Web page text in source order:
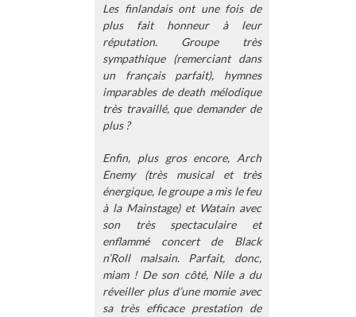
Les finlandais ont une fois de
plus fait honneur à leur
réputation. Groupe très
sympathique (remerciant dans
un français parfait), hymnes
imparables de death mélodique
très travaillé, que demander de
plus ?
Enfin, plus gros encore, Arch
Enemy (très musical et très
énergique, le groupe a mis le feu
à la Mainstage) et Watain avec
son très spectaculaire et
enflammé concert de Black
n’Roll malsain. Parfait, donc,
miam ! De son côté, Nile a du
réveiller plus d’une momie avec
sa très efficace prestation de